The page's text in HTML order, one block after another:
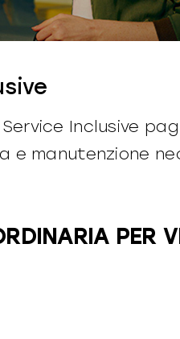
Inclusive
e manutenzione
PER